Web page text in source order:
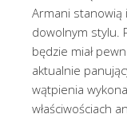
Armani
dowolnym stylu.
będzie miał
aktualnie
wątpienia
właściwościach